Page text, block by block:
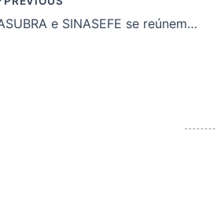
FASUBRA e SINASEFE se reúnem com MGI para debater PL 6.170/2025